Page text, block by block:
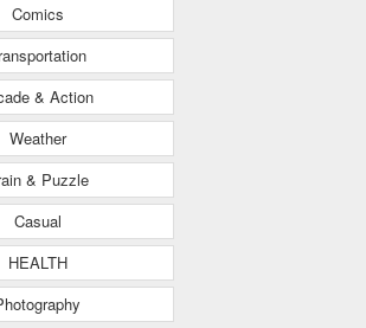
Comics
& Action
Weather
& Puzzle
Casual
HEALTH